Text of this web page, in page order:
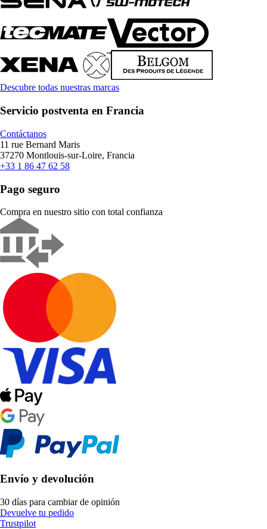
Descubre todas nuestras marcas
Servicio postventa en Francia
Contáctanos
11 rue Bernard Maris
37270 Montlouis-sur-Loire, Francia
+33 1 86 47 62 58
Pago seguro
Compra en nuestro sitio con total confianza
Envío y devolución
30 días para cambiar de opinión
Devuelve tu pedido
Trustpilot